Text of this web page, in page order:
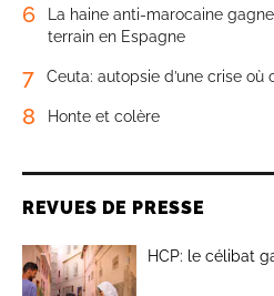
6
La haine anti-marocaine
terrain en Espagne
7 Ceuta: autopsie d’une crise
8 Honte et colère
REVUES DE PRESSE
HCP: le célibat